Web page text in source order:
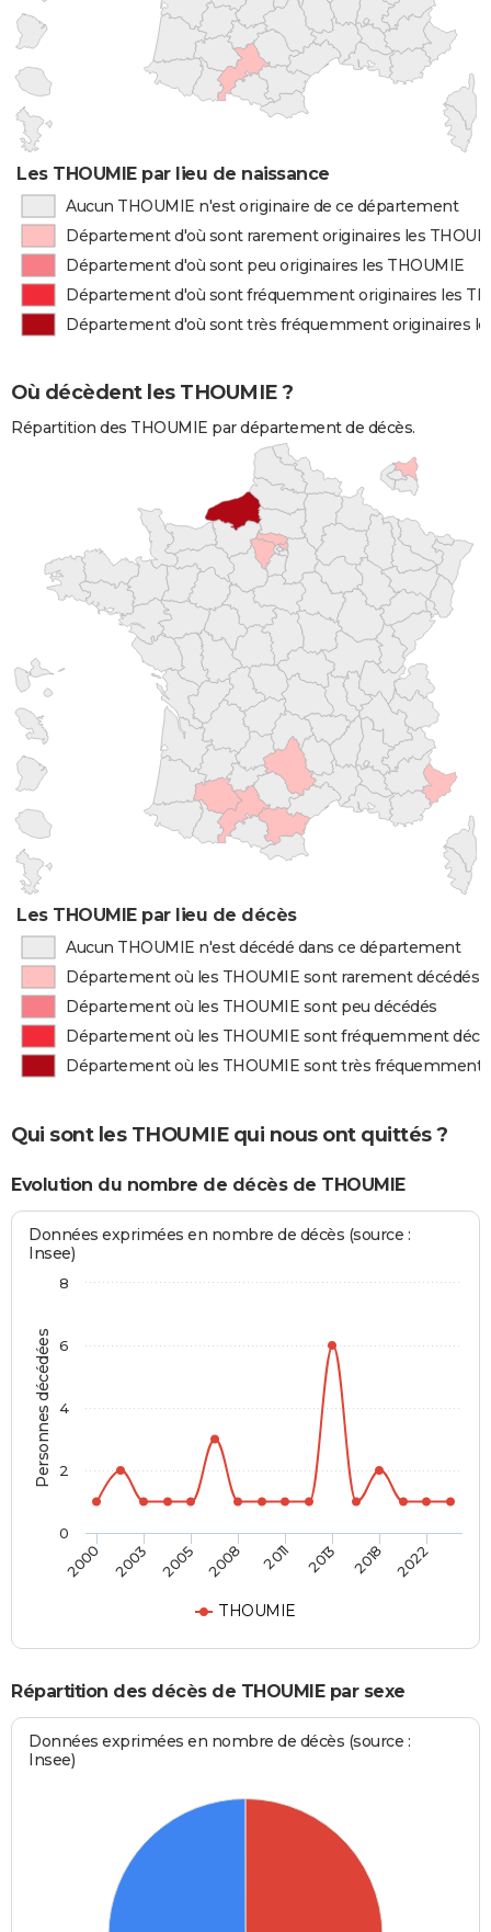
Les THOUMIE par lieu de naissance
Aucun THOUMIE n'est originaire de ce département
Département d'où sont rarement originaires les
Département d'où sont peu originaires les THOUMIE
Département d'où sont fréquemment originaires les
Département d'où sont très fréquemment originaires
Où décèdent les THOUMIE ?
Répartition des THOUMIE par département de décès.
Les THOUMIE par lieu de décès
Aucun THOUMIE n'est décédé dans ce département
Département où les THOUMIE sont rarement décédés
Département où les THOUMIE sont peu décédés
Département où les THOUMIE sont fréquemment
Département où les THOUMIE sont très fréquemment
Qui sont les THOUMIE qui nous ont quittés ?
Evolution du nombre de décès de THOUMIE
Personnes décédées
Données exprimées en nombre de décès (source :
Insee)
THOUMIE
2000 2003 2005 2008 2011 2013 2018 2022
0
2
4
6
8
Répartition des décès de THOUMIE par sexe
Données exprimées en nombre de décès (source :
Insee)